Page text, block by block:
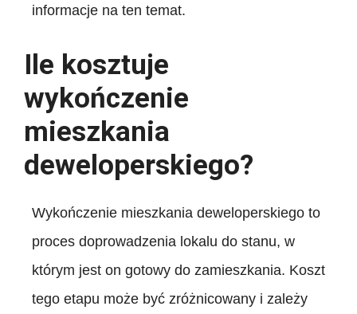
informacje na ten temat.
Ile kosztuje
wykończenie
mieszkania
deweloperskiego?
Wykończenie mieszkania deweloperskiego to
proces doprowadzenia lokalu do stanu, w
którym jest on gotowy do zamieszkania. Koszt
tego etapu może być zróżnicowany i zależy